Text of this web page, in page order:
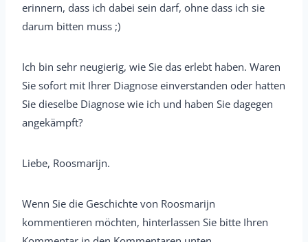
erinnern, dass ich dabei sein darf, ohne dass ich sie
darum bitten muss ;)
Ich bin sehr neugierig, wie Sie das erlebt haben. Waren
Sie sofort mit Ihrer Diagnose einverstanden oder hatten
Sie dieselbe Diagnose wie ich und haben Sie dagegen
angekämpft?
Liebe, Roosmarijn.
Wenn Sie die Geschichte von Roosmarijn
kommentieren möchten, hinterlassen Sie bitte Ihren